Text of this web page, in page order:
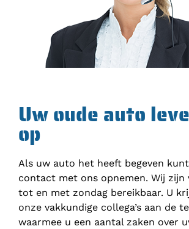
Uw oude auto
op
Als uw auto het heeft begeven
contact met ons opnemen. Wij zijn
tot en met zondag bereikbaar. U
onze vakkundige collega’s aan de
waarmee u een aantal zaken over